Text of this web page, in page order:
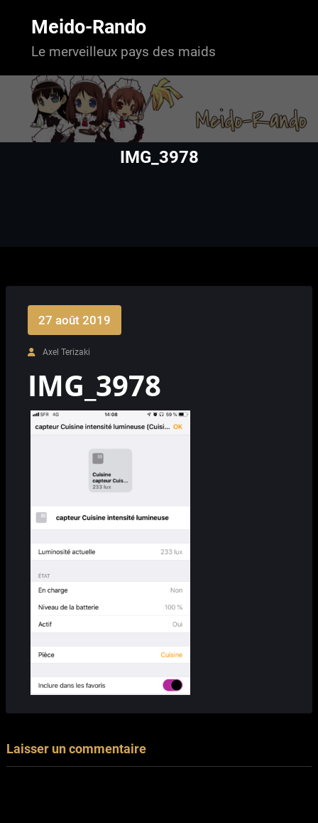
Meido-Rando
Le merveilleux pays des maids
IMG_3978
27 août 2019
Axel Terizaki
IMG_3978
Laisser un commentaire